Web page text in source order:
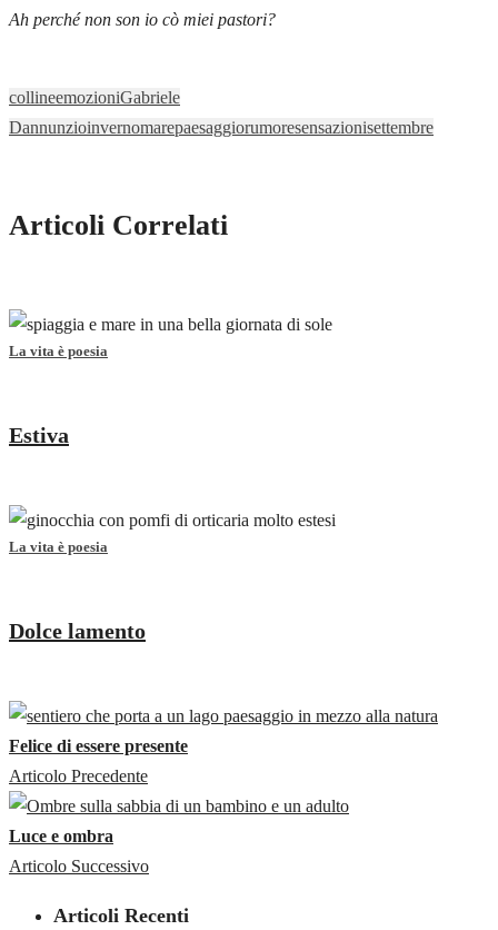
Ah perché non son io cò miei pastori?
collineemozioniGabriele
Dannunzioinvernomarepaesaggiorumoresensazionisettembre
Articoli Correlati
La vita è poesia
Estiva
La vita è poesia
Dolce lamento
Felice di essere presente
Articolo Precedente
Luce e ombra
Articolo Successivo
Articoli Recenti